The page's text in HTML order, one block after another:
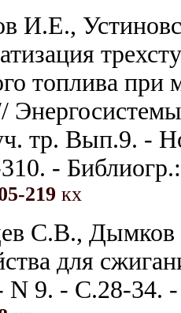
И.Е.,
топлива
тр. Вып.9. -
-
219 кх
С.В.,
для
N 9. - С.28-34.